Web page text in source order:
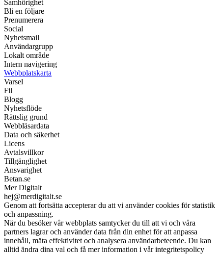
Samhörighet
Bli en följare
Prenumerera
Social
Nyhetsmail
Användargrupp
Lokalt område
Intern navigering
Webbplatskarta
Varsel
Fil
Blogg
Nyhetsflöde
Rättslig grund
Webbläsardata
Data och säkerhet
Licens
Avtalsvillkor
Tillgänglighet
Ansvarighet
Betan.se
Mer Digitalt
hej@merdigitalt.se
Genom att fortsätta accepterar du att vi använder cookies för statistik
och anpassning.
När du besöker vår webbplats samtycker du till att vi och våra
partners lagrar och använder data från din enhet för att anpassa
innehåll, mäta effektivitet och analysera användarbeteende. Du kan
alltid ändra dina val och få mer information i vår integritetspolicy